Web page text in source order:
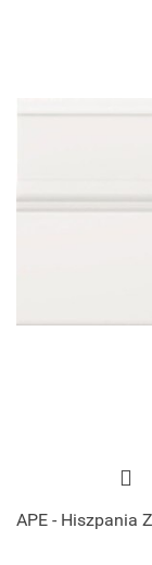
APE - Hiszpania